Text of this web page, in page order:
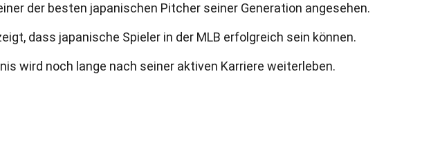
der besten japanischen Pitcher seiner Generation angesehen.
dass japanische Spieler in der MLB erfolgreich sein können.
wird noch lange nach seiner aktiven Karriere weiterleben.